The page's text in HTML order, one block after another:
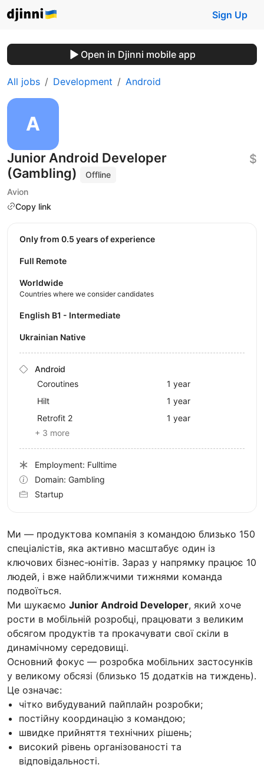
Sign Up
Open in Djinni mobile app
All jobs Development Android
Junior Android Developer
(Gambling)
Offline
Avion
Copy link
$
Ми — продуктова компанія з командою близько 150
спеціалістів, яка активно масштабує один із
ключових бізнес-юнітів. Зараз у напрямку працює 10
людей, і вже найближчими тижнями команда
подвоїться.
Ми шукаємо Junior Android Developer, який хоче
рости в мобільній розробці, працювати з великим
обсягом продуктів та прокачувати свої скіли в
динамічному середовищі.
Основний фокус — розробка мобільних застосунків
у великому обсязі (близько 15 додатків на тиждень).
Це означає:
чітко вибудуваний пайплайн розробки;
постійну координацію з командою;
швидке прийняття технічних рішень;
високий рівень організованості та
відповідальності.
Only from 0.5 years of experience
Full Remote
Worldwide
Countries where we consider candidates
English B1 - Intermediate
Ukrainian Native
Android
Coroutines
1 year
Hilt
1 year
Retrofit 2
1 year
+ 3 more
Employment: Fulltime
Domain: Gambling
Startup